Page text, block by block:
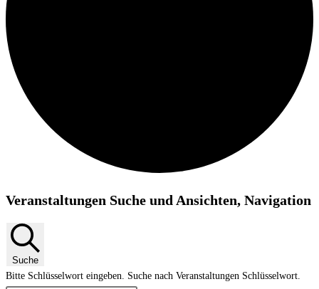
Veranstaltungen
Veranstaltungen Suche und Ansichten, Navigation
Suche
Bitte Schlüsselwort eingeben. Suche nach Veranstaltungen Schlüsselwort.